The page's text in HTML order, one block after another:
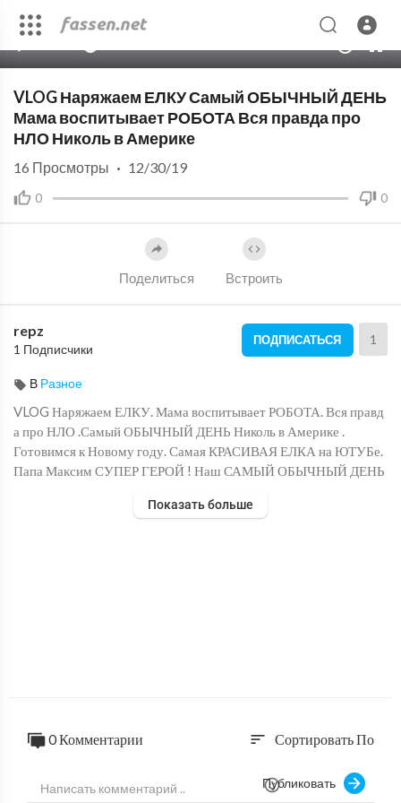
VLOG Наряжаем ЕЛКУ Самый ОБЫЧНЫЙ ДЕНЬ
Мама воспитывает РОБОТА Вся правда про
НЛО Николь в Америке
0 0
16 Просмотры · 12/30/19
Поделиться Встроить
repz
1 Подписчики
ПОДПИСАТЬСЯ 1
В Разное
VLOG Наряжаем ЕЛКУ. Мама воспитывает РОБОТА. Вся правд
а про НЛО .Самый ОБЫЧНЫЙ ДЕНЬ Николь в Америке .
Готовимся к Новому году. Самая КРАСИВАЯ ЕЛКА на ЮТУБе.
Папа Максим СУПЕР ГЕРОЙ ! Наш САМЫЙ ОБЫЧНЫЙ ДЕНЬ
ИНСТАГРАМ Николь http://www.instagram.com/nikolcrazyfam
Подписывайтесь на мой канал :) что бы не пропустить новые ви
http://bit.ly/1Mwk15J
Показать больше
0 Комментарии sort Сортировать По
Публиковать